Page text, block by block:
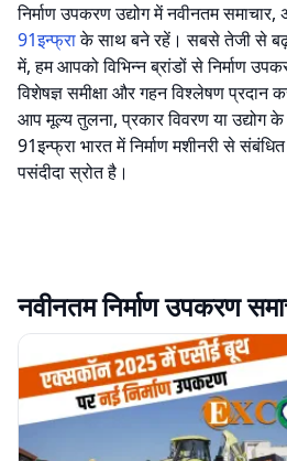
निर्माण उपकरण उद्योग में नवीनतम
91इन्फ्राके साथ बने रहें। सबसे तेजी से
में, हम आपको विभिन्न ब्रांडों से निर्माण
विशेषज्ञ समीक्षा और गहन विश्लेषण प्रदान
आप मूल्य तुलना, प्रकार विवरण या उद्योग
91इन्फ्रा भारत में निर्माण मशीनरी से
पसंदीदा स्रोत है।
नवीनतम निर्माण उपकरण